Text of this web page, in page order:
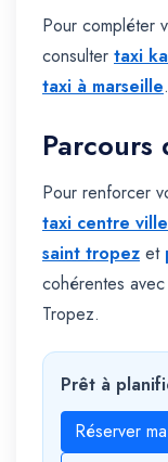
Pour compléter
consulter taxi
taxi à marseille.
Pour renforcer
taxi centre
saint tropez et
cohérentes
Tropez.
Prêt à
Réserver